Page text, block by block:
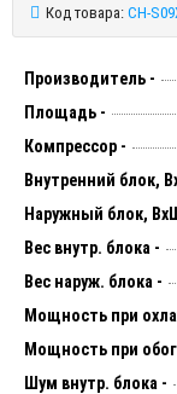
Код товара: CH-
Производитель -
Площадь -
Компрессор -
Внутренний блок,
Наружный блок,
Вес внутр. блока -
Вес наруж. блока -
Мощность при
Мощность при
Шум внутр. блока -